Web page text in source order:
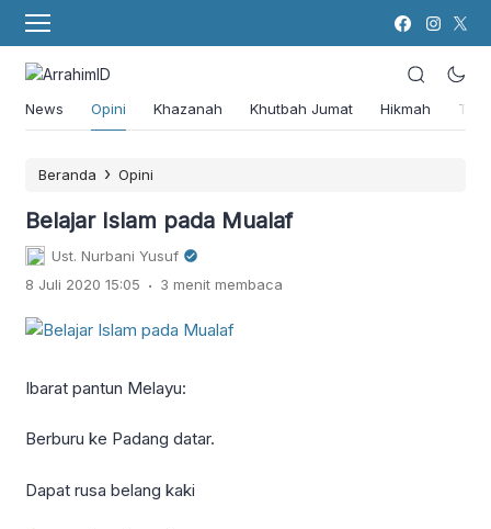
News Opini Khazanah Khutbah Jumat Hikmah
Beranda › Opini
Belajar Islam pada Mualaf
Ust. Nurbani Yusuf
8 Juli 2020 15:05 . 3 menit membaca
Ibarat pantun Melayu:
Berburu ke Padang datar.
Dapat rusa belang kaki